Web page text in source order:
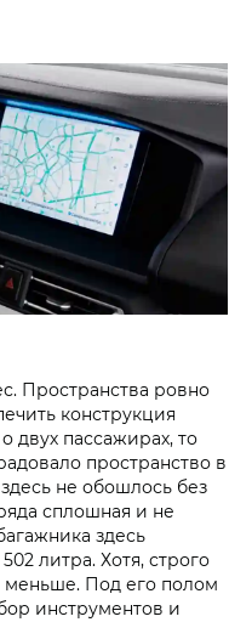
Пространства ровно
конструкция
двух пассажирах, то
пространство в
не обошлось без
сплошная и не
здесь
литра. Хотя, строго
меньше. Под его полом
инструментов и